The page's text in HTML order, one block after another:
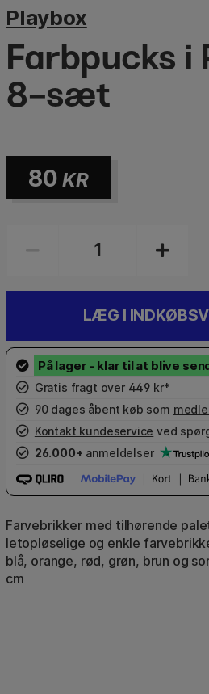
Playbox
Farbpucks i
8-sæt
80 KR
LÆG I
Gratis fragt over 449 kr*
90 dages åbent køb som
Kontakt kundeservice ved
26.000+ anmeldelser
Farvebrikker med tilhørende
letopløselige og enkle
blå, orange, rød, grøn, brun og
cm